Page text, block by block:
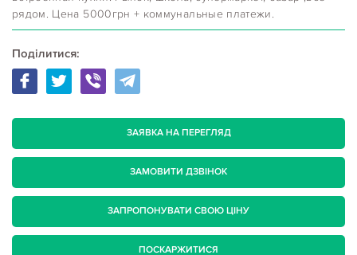
рядом. Цена 5000грн + коммунальные платежи.
Поділитися:
ЗАЯВКА НА ПЕРЕГЛЯД
ЗАМОВИТИ ДЗВІНОК
ЗАПРОПОНУВАТИ СВОЮ ЦІНУ
ПОСКАРЖИТИСЯ